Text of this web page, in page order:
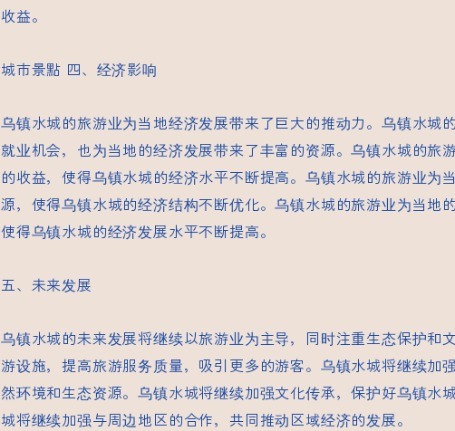
收益。
城市景點 四、经济影响
乌镇水城的旅游业为当地经济发展带来了巨大的推动力。乌镇水城
就业机会，也为当地的经济发展带来了丰富的资源。乌镇水城的旅
的收益，使得乌镇水城的经济水平不断提高。乌镇水城的旅游业为
源，使得乌镇水城的经济结构不断优化。乌镇水城的旅游业为当地
使得乌镇水城的经济发展水平不断提高。
五、未来发展
乌镇水城的未来发展将继续以旅游业为主导，同时注重生态保护和
游设施，提高旅游服务质量，吸引更多的游客。乌镇水城将继续加
然环境和生态资源。乌镇水城将继续加强文化传承，保护好乌镇水
城将继续加强与周边地区的合作，共同推动区域经济的发展。